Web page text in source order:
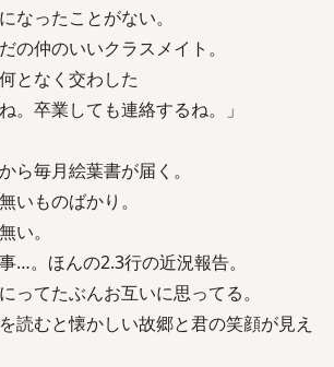
なったことがない。
の仲のいいクラスメイト。
となく交わした
。卒業しても連絡するね。」
ら毎月絵葉書が届く。
いものばかり。
い。
…。ほんの2.3行の近況報告。
ってたぶんお互いに思ってる。
読むと懐かしい故郷と君の笑顔が見え